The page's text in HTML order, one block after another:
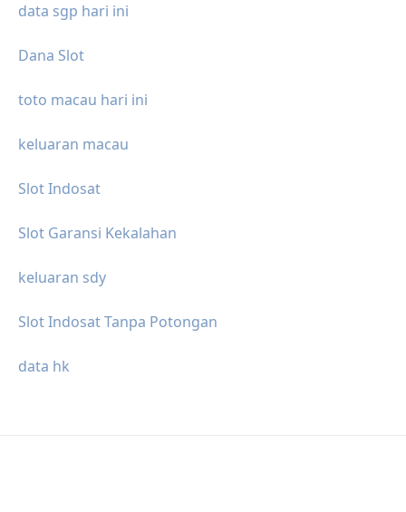
data sgp hari ini
Dana Slot
toto macau hari ini
keluaran macau
Slot Indosat
Slot Garansi Kekalahan
keluaran sdy
Slot Indosat Tanpa Potongan
data hk